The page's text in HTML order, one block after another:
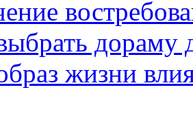
дораму
жизни